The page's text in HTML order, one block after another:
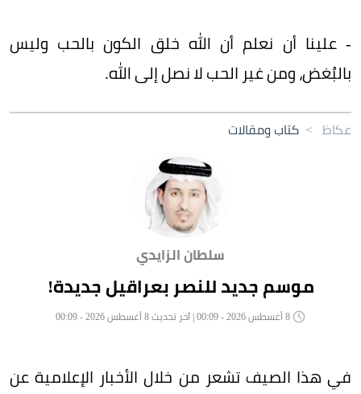
- علينا أن نعلم أن الله خلق الكون بالحب وليس
بالبُغض، ومن غير الحب لا نصل إلى الله.
عكاظ > كتاب ومقالات
سلطان الزايدي
موسم جديد للنصر بعراقيل جديدة!
في هذا الصيف تشعر من خلال الأخبار الإعلامية عن